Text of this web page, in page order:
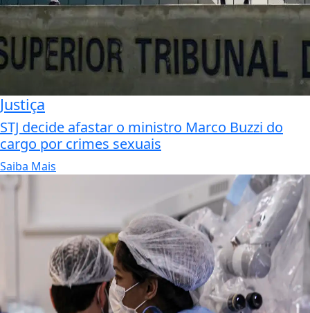
Justiça
STJ decide afastar o ministro Marco Buzzi do
cargo por crimes sexuais
Saiba Mais